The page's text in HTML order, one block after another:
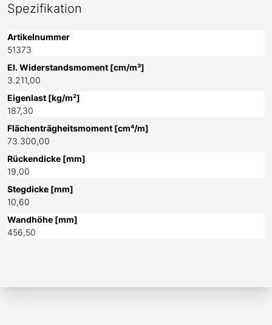
Spezifikation
Artikelnummer
51373
El. Widerstandsmoment [cm/m³]
3.211,00
Eigenlast [kg/m²]
187,30
Flächenträgheitsmoment [cm⁴/m]
73.300,00
Rückendicke [mm]
19,00
Stegdicke [mm]
10,60
Wandhöhe [mm]
456,50